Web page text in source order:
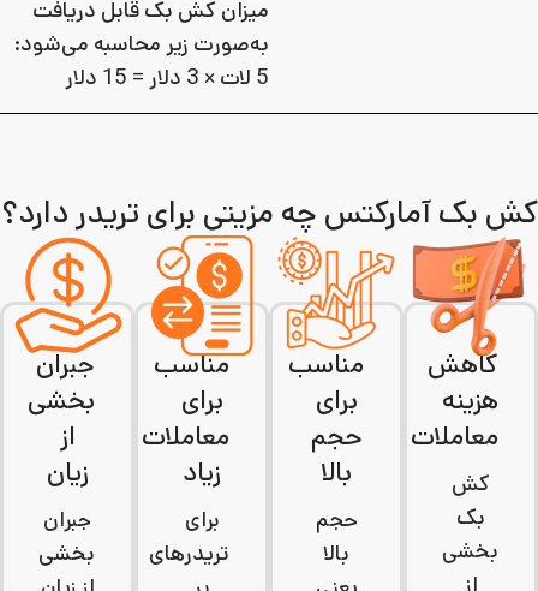
میزان کش بک قابل دریافت
به‌صورت زیر محاسبه می‌شود:
5 لات × 3 دلار = 15 دلار
کش بک آمارکتس چه مزیتی برای تریدر دارد؟
کاهش
هزینه
معاملات
کش‌
بک
بخشی
مناسب
برای
حجم
بالا
حجم
بالا
مناسب
برای
معاملات
زیاد
برای
تریدرهای
جبران
بخشی
از
زیان
جبران
بخشی